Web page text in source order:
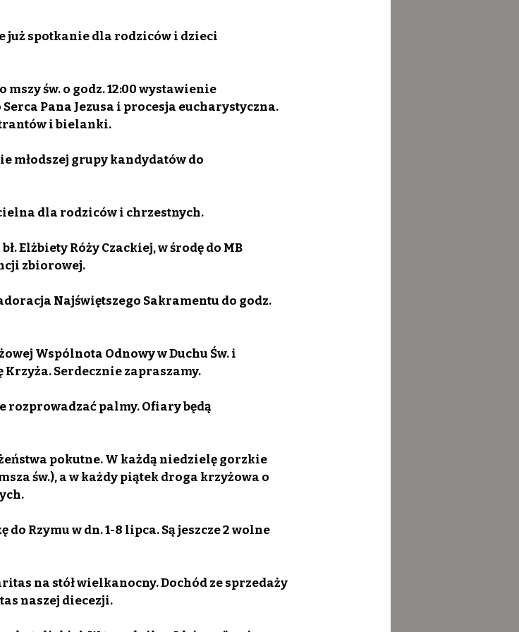
już spotkanie dla rodziców i dzieci
św. o godz. 12:00 wystawienie
Pana Jezusa i procesja eucharystyczna.
i bielanki.
młodszej grupy kandydatów do
dla rodziców i chrzestnych.
Elżbiety Róży Czackiej, w środę do MB
zbiorowej.
Najświętszego Sakramentu do godz.
Wspólnota Odnowy w Duchu Św. i
Serdecznie zapraszamy.
rozprowadzać palmy. Ofiary będą
pokutne. W każdą niedzielę gorzkie
św.), a w każdy piątek droga krzyżowa o
Rzymu w dn. 1-8 lipca. Są jeszcze 2 wolne
na stół wielkanocny. Dochód ze sprzedaży
naszej diecezji.